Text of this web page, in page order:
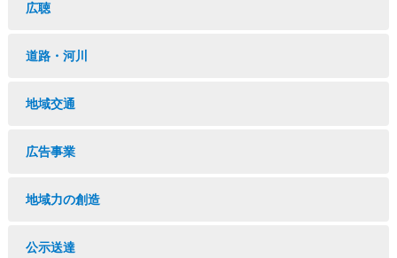
広聴
道路・河川
地域交通
広告事業
地域力の創造
公示送達